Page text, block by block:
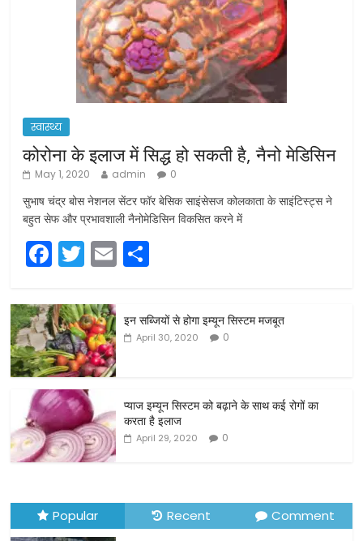
स्वास्थ्य
कोरोना के इलाज में सिद्ध हो सकती है, नैनो मेडिसिन
May 1, 2020 admin 0
सुभाष चंद्र बोस नेशनल सेंटर फॉर बेसिक साइंसेसज कोलकाता के साइंटिस्ट्स ने
बहुत सेफ और प्रभावशाली नैनोमेडिसिन विकसित करने में
F
a
c
e
b
o
o
k
T
w
itt
er
E
m
ar
e
इन सब्जियों से होगा इम्यून सिस्टम मजबूत
April 30, 2020 0
प्याज इम्यून सिस्टम को बढ़ाने के साथ कई रोगों का
करता है इलाज
April 29, 2020 0
Popular Recent Comment